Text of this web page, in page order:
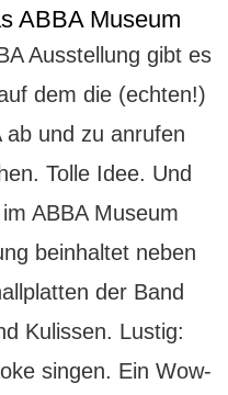
ABBA Museum
Ausstellung gibt es
dem die (echten!)
ab und zu anrufen
Tolle Idee. Und
ABBA Museum
beinhaltet neben
der Band
Kulissen. Lustig:
singen. Ein Wow-